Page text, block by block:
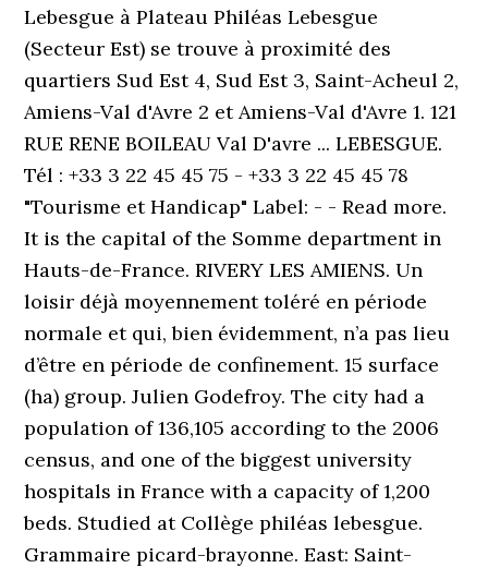
Lebesgue à Plateau Philéas Lebesgue
(Secteur Est) se trouve à proximité des
quartiers Sud Est 4, Sud Est 3, Saint-Acheul 2,
Amiens-Val d'Avre 2 et Amiens-Val d'Avre 1. 121
RUE RENE BOILEAU Val D'avre ... LEBESGUE.
Tél : +33 3 22 45 45 75 - +33 3 22 45 45 78
"Tourisme et Handicap" Label: - - Read more.
It is the capital of the Somme department in
Hauts-de-France. RIVERY LES AMIENS. Un
loisir déjà moyennement toléré en période
normale et qui, bien évidemment, n’a pas lieu
d’être en période de confinement. 15 surface
(ha) group. Julien Godefroy. The city had a
population of 136,105 according to the 2006
census, and one of the biggest university
hospitals in France with a capacity of 1,200
beds. Studied at Collège philéas lebesgue.
Grammaire picard-brayonne. East: Saint-